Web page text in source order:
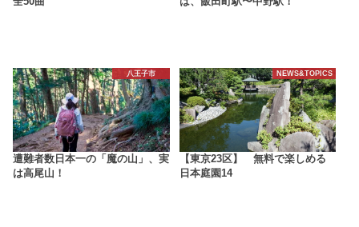
八王子市
遭難者数日本一の「魔の山」、実
は高尾山！
NEWS&TOPICS
【東京23区】 無料で楽しめる
日本庭園14